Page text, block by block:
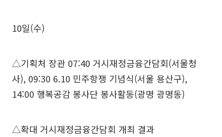
10일(수)
△기획처 장관 07:40 거시재정금융간담회(서울청
사), 09:30 6.10 민주항쟁 기념식(서울 용산구),
14:00 행복공감 봉사단 봉사활동(광명 광명동)
△확대 거시재정금융간담회 개최 결과